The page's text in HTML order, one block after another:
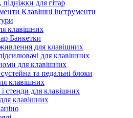
для гітар
Клавішні інструменти
клавішних
Банкетки
для клавішних
для клавішних
для клавішних
та педальні блоки
клавішних
стенди для клавішних
клавішних